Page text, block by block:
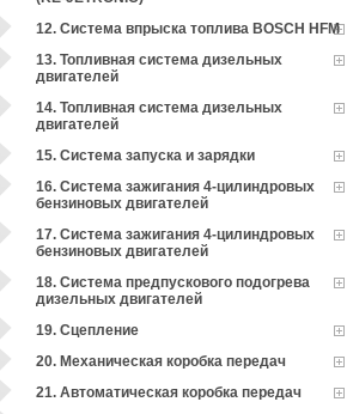
12. Система впрыска топлива BOSCH HFM
13. Топливная система дизельных
двигателей
14. Топливная система дизельных
двигателей
15. Система запуска и зарядки
16. Система зажигания 4-цилиндровых
бензиновых двигателей
17. Система зажигания 4-цилиндровых
бензиновых двигателей
18. Система предпускового подогрева
дизельных двигателей
19. Сцепление
20. Механическая коробка передач
21. Автоматическая коробка передач